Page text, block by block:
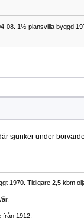
08. 1½-plansvilla byggd
sjunker under
1970. Tidigare 2,5 kbm
1912.